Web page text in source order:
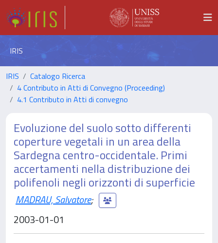
IRIS
IRIS
Catalogo Ricerca
4 Contributo in Atti di Convegno (Proceeding)
4.1 Contributo in Atti di convegno
Evoluzione del suolo sotto differenti
coperture vegetali in un area della
Sardegna centro-occidentale. Primi
accertamenti nella distribuzione dei
polifenoli negli orizzonti di superficie
MADRAU, Salvatore;
2003-01-01